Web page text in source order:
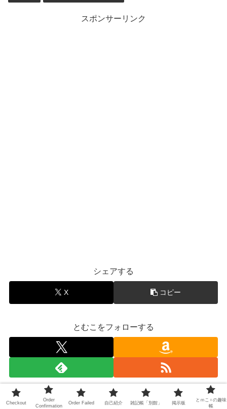
スポンサーリンク
シェアする
X コピー
とむこをフォローする
スポンサーリンク
Checkout
Order
Confirmation
Order Failed 自己紹介 雑記帳「別館」 掲示板
とｍこ♀の趣味
帳